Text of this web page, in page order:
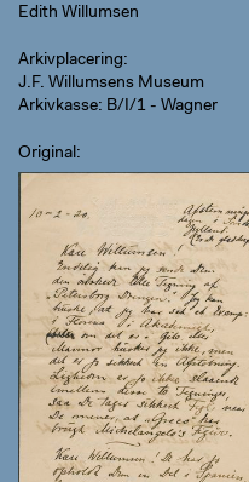
Edith Willumsen
Arkivplacering
J.F. Willumsens Museum
Arkivkasse: B/I/1 - Wagner
Original